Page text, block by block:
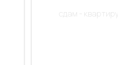
сдам - квартиру